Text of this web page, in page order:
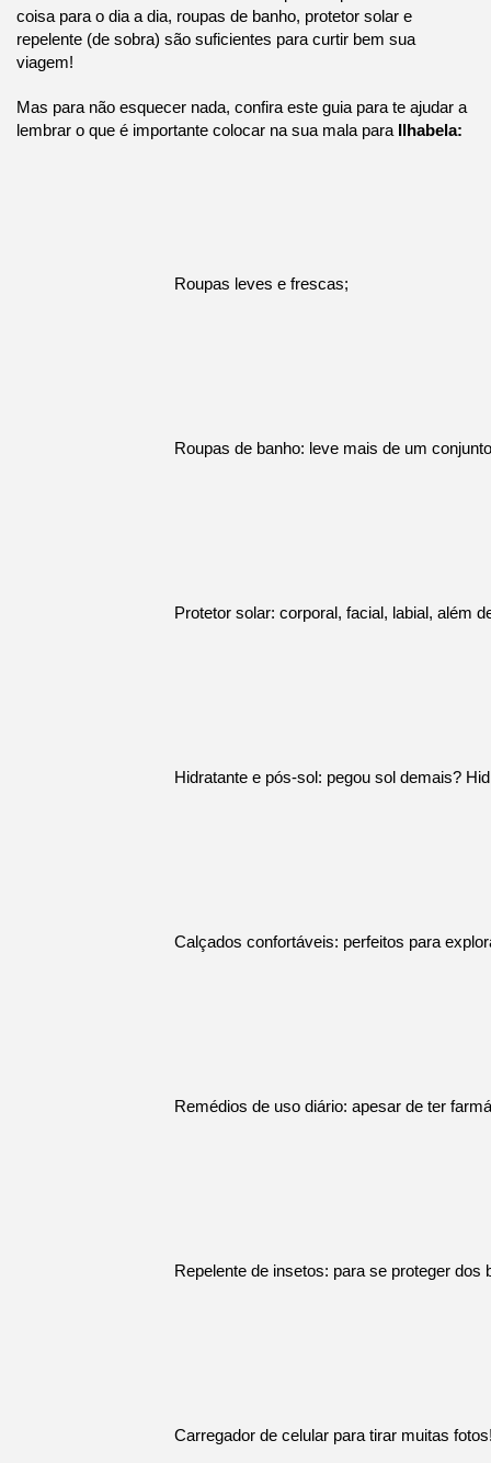
coisa para o dia a dia, roupas de banho, protetor solar e
repelente (de sobra) são suficientes para curtir bem sua
viagem!
Mas para não esquecer nada, confira este guia para te ajudar a
lembrar o que é importante colocar na sua mala para
Ilhabela:
Roupas leves e frescas;
Roupas de banho: leve mais de um
Protetor solar: corporal, facial, labial, além
Hidratante e pós-sol: pegou sol demais?
Calçados confortáveis: perfeitos para
Remédios de uso diário: apesar de ter
Repelente de insetos: para se proteger
Carregador de celular para tirar muitas